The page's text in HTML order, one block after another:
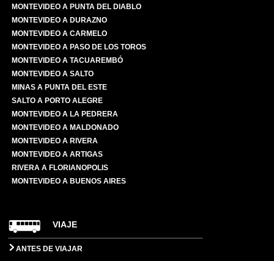
MONTEVIDEO A PUNTA DEL DIABLO
MONTEVIDEO A DURAZNO
MONTEVIDEO A CARMELO
MONTEVIDEO A PASO DE LOS TOROS
MONTEVIDEO A TACUAREMBÓ
MONTEVIDEO A SALTO
MINAS A PUNTA DEL ESTE
SALTO A PORTO ALEGRE
MONTEVIDEO A LA PEDRERA
MONTEVIDEO A MALDONADO
MONTEVIDEO A RIVERA
MONTEVIDEO A ARTIGAS
RIVERA A FLORIANOPOLIS
MONTEVIDEO A BUENOS AIRES
VIAJE
ANTES DE VIAJAR